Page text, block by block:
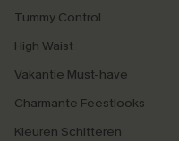
Tummy Control
High Waist
Vakantie Must-have
Charmante Feestlooks
Kleuren Schitteren